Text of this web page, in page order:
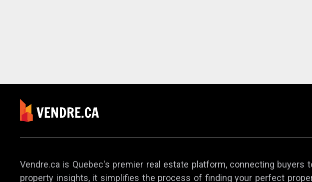
Vendre.ca is Quebec's premier real estate platform, connecting
property insights, it simplifies the process of finding your perfect